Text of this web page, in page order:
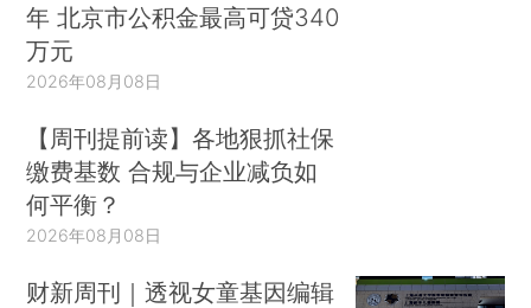
年 北京市公积金最高可贷340
万元
2026年08月08日
【周刊提前读】各地狠抓社保
缴费基数 合规与企业减负如
何平衡？
2026年08月08日
财新周刊｜透视女童基因编辑